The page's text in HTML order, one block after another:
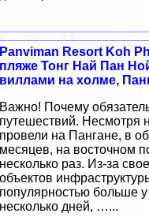
Panviman Resort Koh
пляже Тонг Най Пан
виллами на холме,
Важно! Почему
путешествий. Несмотря
провели на Пангане, в
месяцев, на восточном
несколько раз. Из-за
объектов
популярностью больше у
несколько дней, …...